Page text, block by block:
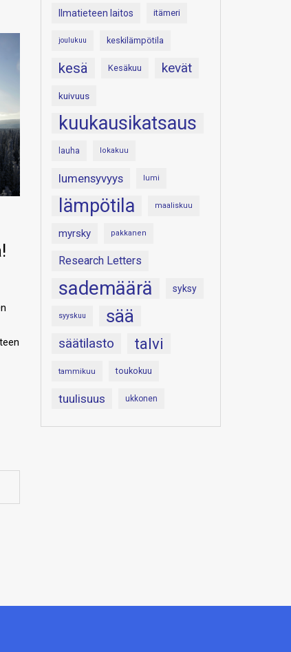
Ilmatieteen laitos itämeri
joulukuu keskilämpötila
kesä Kesäkuu kevät
kuivuus
kuukausikatsaus
lauha lokakuu
lumensyvyys lumi
lämpötila maaliskuu
myrsky pakkanen
Research Letters
sademäärä syksy
syyskuu sää
säätilasto talvi
tammikuu toukokuu
tuulisuus ukkonen